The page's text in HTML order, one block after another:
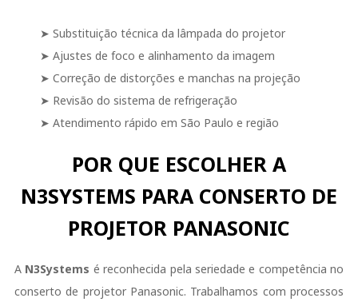
➤ Substituição técnica da lâmpada do projetor
➤ Ajustes de foco e alinhamento da imagem
➤ Correção de distorções e manchas na projeção
➤ Revisão do sistema de refrigeração
➤ Atendimento rápido em São Paulo e região
POR QUE ESCOLHER A
N3SYSTEMS PARA CONSERTO DE
PROJETOR PANASONIC
A N3Systems é reconhecida pela seriedade e competência no
conserto de projetor Panasonic. Trabalhamos com processos